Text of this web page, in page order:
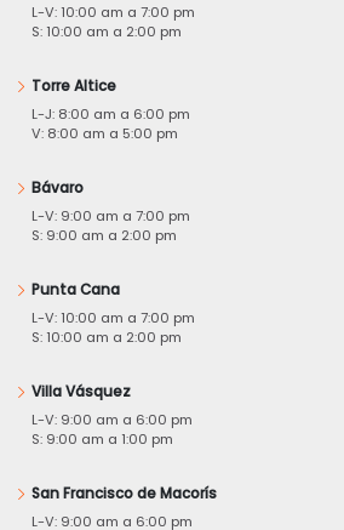
L-V: 10:00 am a 7:00 pm
S: 10:00 am a 2:00 pm
Torre Altice
L-J: 8:00 am a 6:00 pm
V: 8:00 am a 5:00 pm
Bávaro
L-V: 9:00 am a 7:00 pm
S: 9:00 am a 2:00 pm
Punta Cana
L-V: 10:00 am a 7:00 pm
S: 10:00 am a 2:00 pm
Villa Vásquez
L-V: 9:00 am a 6:00 pm
S: 9:00 am a 1:00 pm
San Francisco de Macorís
L-V: 9:00 am a 6:00 pm